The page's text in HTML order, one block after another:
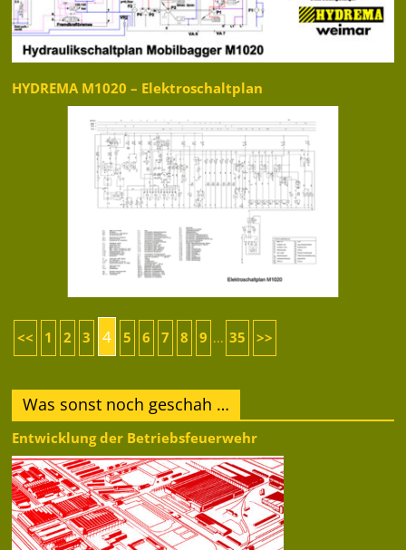
HYDREMA M1020 – Elektroschaltplan
<< 1 2 3 4 5 6 7 8 9 ... 35 >>
Was sonst noch geschah …
Entwicklung der Betriebsfeuerwehr